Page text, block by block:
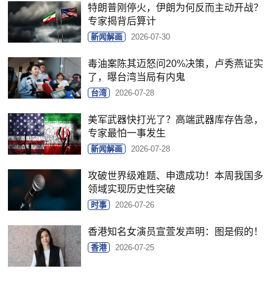
特朗普刚停火，伊朗为何反而主动开战？
专家揭背后算计
新闻解画 2026-07-30
毒油案陈其迈怒问20%决策，卢秀燕证实
了，曝台湾当局有内鬼
台湾 2026-07-28
美军武器快打光了？高端武器库存告急，
专家最怕一事发生
新闻解画 2026-07-28
攻破世界级难题、申遗成功！本周我国多
领域实现历史性突破
时事 2026-07-26
香港知名女演员宣萱发声明：图是假的！
香港 2026-07-25